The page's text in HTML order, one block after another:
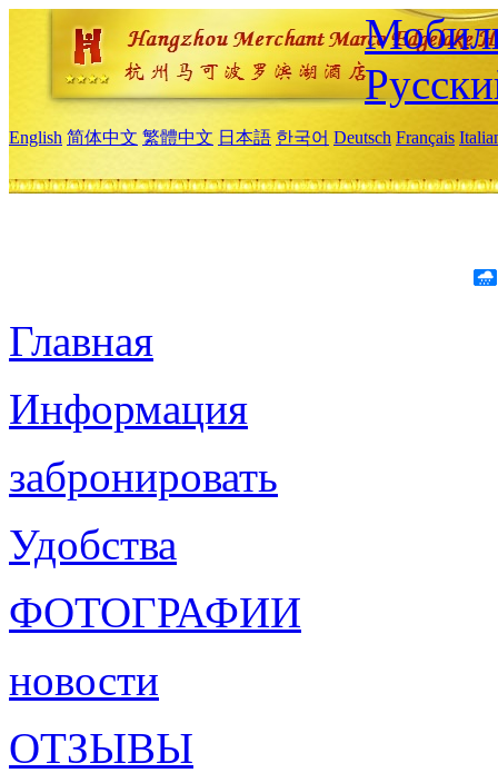
English 简体中文 繁體中文 日本語 한국어 Deutsch Français
Главная
Информация
забронировать
Удобства
ФОТОГРАФИИ
новости
ОТЗЫВЫ